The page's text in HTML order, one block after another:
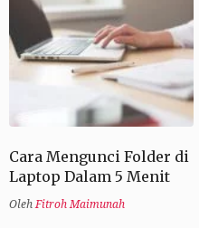
Cara Mengunci Folder di
Laptop Dalam 5 Menit
OlehFitroh Maimunah